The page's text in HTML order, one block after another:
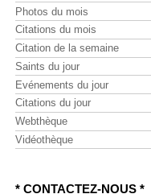
Photos du mois
Citations du mois
Citation de la semaine
Saints du jour
Evénements du jour
Citations du jour
Webthèque
Vidéothèque
* CONTACTEZ-NOUS *